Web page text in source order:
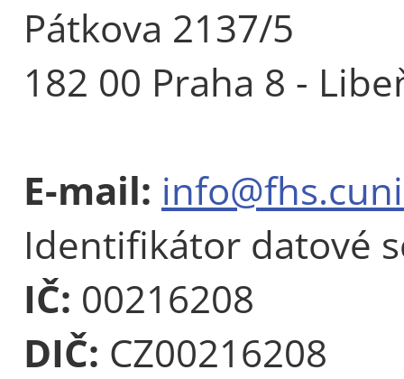
Pátkova 2137/5
182 00 Praha 8 -
E-mail:
Identifikátor datové
IČ: 00216208
DIČ: CZ00216208